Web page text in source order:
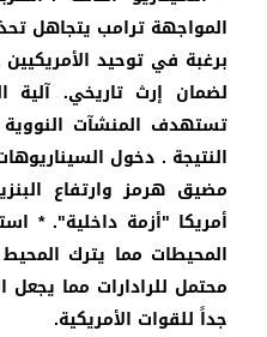
المواجهة ترامب يتجاهل
برغبة في توحيد
لضمان إرث تاريخي. آلية
تستهدف المنشآت
النتيجة . دخول
أمريكا "أزمة داخلية". *
المحيطات مما يترك
محتمل للرادارات مما يجعل
جداً للقوات الأمريكية.